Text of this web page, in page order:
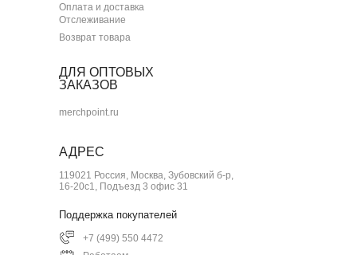
АДРЕС
Оплата и доставка
Отслеживание
119021 Россия, Москва, Зубовский б-р,
16-20с1, Подъезд 3 офис 31
Поддержка покупателей
+7 (499) 550 4472
Возврат товара
ДЛЯ ОПТОВЫХ
ЗАКАЗОВ
merchpoint.ru